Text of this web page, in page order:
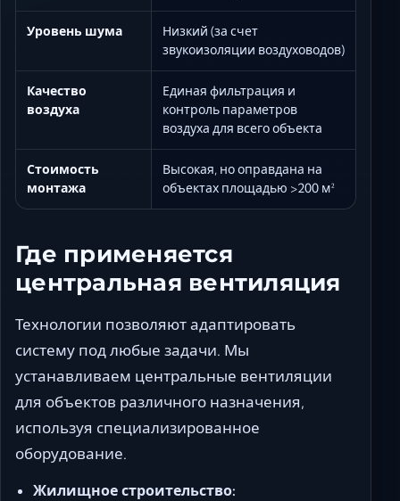
Уровень шума
Низкий (за счет
звукоизоляции воздуховодов)
Качество
воздуха
Единая фильтрация и
контроль параметров
воздуха для всего объекта
Стоимость
монтажа
Высокая, но оправдана на
объектах площадью >200 м²
Где применяется
центральная вентиляция
Технологии позволяют адаптировать
систему под любые задачи. Мы
устанавливаем центральные вентиляции
для объектов различного назначения,
используя специализированное
оборудование.
Жилищное строительство: